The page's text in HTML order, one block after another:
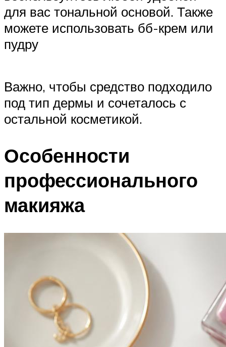
для вас тональной основой. Также
можете использовать бб-крем или
пудру
Важно, чтобы средство подходило
под тип дермы и сочеталось с
остальной косметикой.
Особенности
профессионального
макияжа